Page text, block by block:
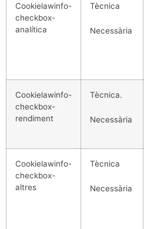
Cookielawinfo-
checkbox-
analítica
Tècnica
Necessària
Cookielawinfo-
checkbox-
rendiment
Tècnica.
Necessària
Cookielawinfo-
checkbox-
altres
Tècnica
Necessària